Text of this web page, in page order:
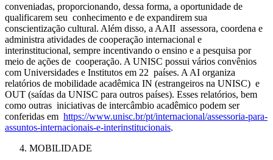
conveniadas, proporcionando, dessa forma, a oportunidade de
qualificarem seu conhecimento e de expandirem sua
conscientização cultural. Além disso, a AAII assessora, coordena e
administra atividades de cooperação internacional e
interinstitucional, sempre incentivando o ensino e a pesquisa por
meio de ações de cooperação. A UNISC possui vários convênios
com Universidades e Institutos em 22 países. A AI organiza
relatórios de mobilidade acadêmica IN (estrangeiros na UNISC) e
OUT (saídas da UNISC para outros países). Esses relatórios, bem
como outras iniciativas de intercâmbio acadêmico podem ser
conferidas em https://www.unisc.br/pt/internacional/assessoria-para-
assuntos-internacionais-e-interinstitucionais.
MOBILIDADE